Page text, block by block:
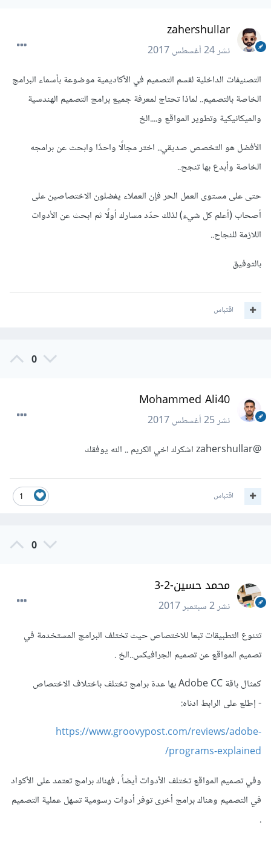
zahershullar
نشر24 أغسطس 2017
التصنيفات الداخلية لقسم التصميم في الأكاديمية موضوعة بأسماء البرامج
الخاصة بالتصميم.. لماذا تحتاج لمعرفة جميع برامج التصميم الهندسية
والميكانيكية وتطوير المواقع و....الخ
الأفضل هو التخصص صديقي.. اختر مجالًا واحدًا وابحث عن برامجه
الخاصة وأبدع بها تنجح..
حتى على مستوى العمل الحر فإن العملاء يفضلون الاختصاصين على
أصحاب (أعلم كل شيء) لذلك حدّد مسارك أولًا ثم ابحث عن الأدوات
اللازمة للنجاح..
بالتوفيق
اقتباس
0
Mohammed Ali40
نشر25 أغسطس 2017
@zahershullar
اشكرك اخي الكريم .. الله يوفقك
1 اقتباس
0
محمد حسين-2-3
نشر2 سبتمبر 2017
تتنوع التطبيقات تبعا للاختصاص حيث تختلف البرامج المستخدمة في
تصميم المواقع عن تصميم الجرافيكس..الخ .
كمثال باقة Adobe CC بها عدة برامج تختلف باختلاف الاختصاص
- إطلع على الرابط ادناه:
https://www.groovypost.com/reviews/adobe-
programs-explained/
وفي تصميم المواقع تختلف الأدوات أيضاً ، فهناك برامج تعتمد على الأكواد
في التصميم وهناك برامج أخرى توفر أدوات رسومية تسهل عملية التصميم